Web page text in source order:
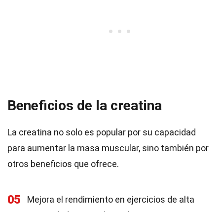
Beneficios de la creatina
La creatina no solo es popular por su capacidad
para aumentar la masa muscular, sino también por
otros beneficios que ofrece.
05
Mejora el rendimiento en ejercicios de alta